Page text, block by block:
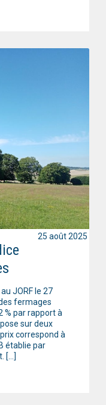
JORF le 27
fermages
% par rapport à
sur deux
correspond à
établie par
[…]
25 août 2025